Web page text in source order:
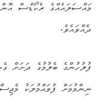
މައްސަލައެއްގެ ރެކޯޑްސް
ދެއްވައެވެ.
ފުލުހުންގެ ބެލުމުގެ ދަށަށް